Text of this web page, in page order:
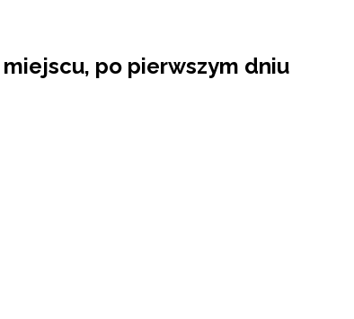
po pierwszym dniu